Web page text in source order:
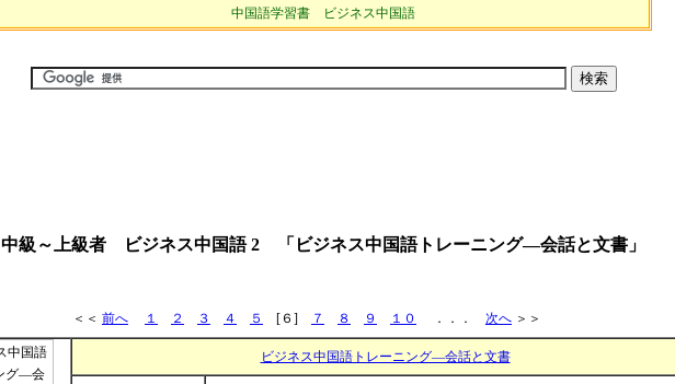
中国語学習書 ビジネス中国語
中級～上級者 ビジネス中国語 2 「ビジネス中国語トレーニング―会話と文書」
＜＜ 前へ １ ２ ３ ４ ５ [６] ７ ８ ９ １０ ．．． 次へ ＞＞
ビジネス中国語トレーニング―会話と文書